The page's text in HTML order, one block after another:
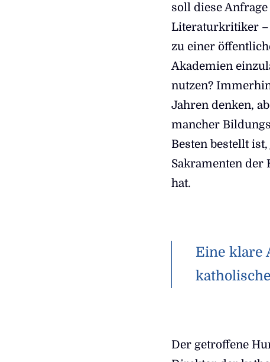
soll diese
Literaturkritiker –
zu einer
Akademien
nutzen?
Jahren denken,
mancher
Besten bestellt
Sakramenten der
hat.
Eine klare
Der getroffene